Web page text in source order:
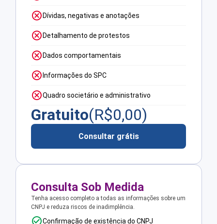
Dívidas, negativas e anotações
Detalhamento de protestos
Dados comportamentais
Informações do SPC
Quadro societário e administrativo
Gratuito(R$0,00)
Consultar grátis
Consulta Sob Medida
Tenha acesso completo a todas as informações sobre um
CNPJ e reduza riscos de inadimplência.
Confirmação de existência do CNPJ